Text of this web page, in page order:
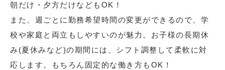
朝だけ・夕方だけなどもOK！
また、週ごとに勤務希望時間の変更ができるので、学
校や家庭と両立もしやすいのが魅力。お子様の長期休
み(夏休みなど)の期間には、シフト調整して柔軟に対
応します。もちろん固定的な働き方もOK！